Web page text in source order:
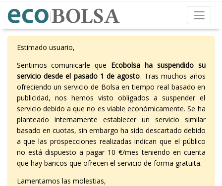
Estimado usuario,
Sentimos comunicarle que Ecobolsa ha suspendido su
servicio desde el pasado 1 de agosto. Tras muchos años
ofreciendo un servicio de Bolsa en tiempo real basado en
publicidad, nos hemos visto obligados a suspender el
servicio debido a que no es viable económicamente. Se ha
planteado internamente establecer un servicio similar
basado en cuotas, sin embargo ha sido descartado debido
a que las prospecciones realizadas indican que el público
no está dispuesto a pagar 10 €/mes teniendo en cuenta
que hay bancos que ofrecen el servicio de forma gratuita.
Lamentamos las molestias,